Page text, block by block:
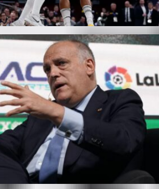
et LaLiga quittent beIN
ans
pour les supporters du Real
passées sur beIN Sports, les
seront désormais diffusées sur
partir de la saison 2026-2027.